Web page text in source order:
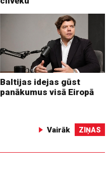
Baltijas idejas gūst
panākumus visā Eiropā
Vairāk ZIŅAS